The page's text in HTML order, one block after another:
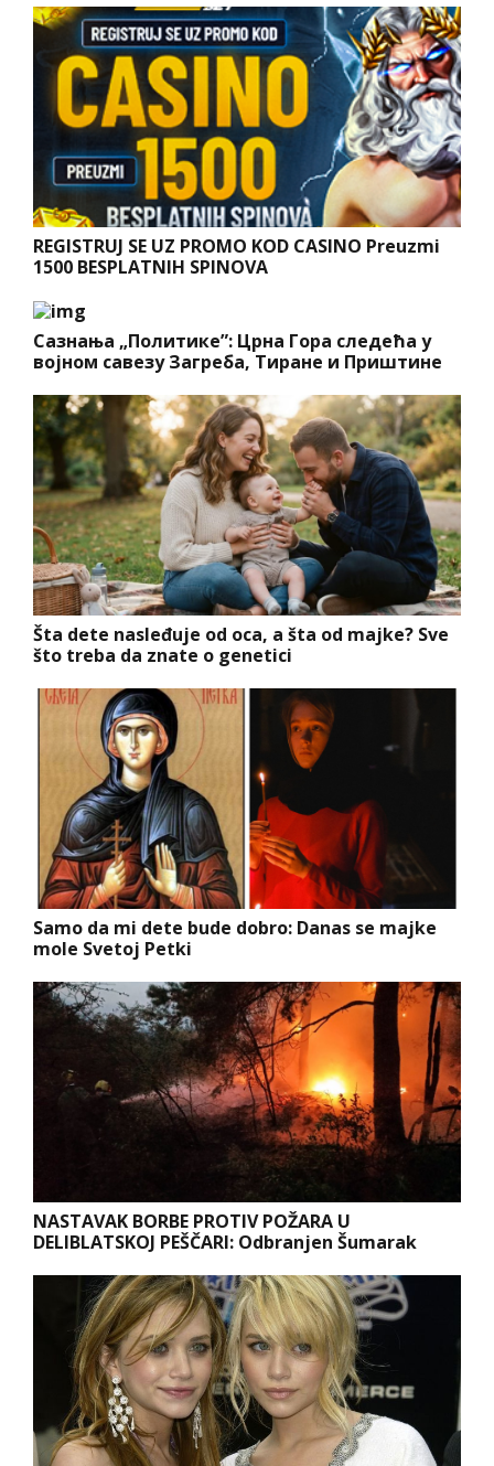
REGISTRUJ SE UZ PROMO KOD CASINO Preuzmi
1500 BESPLATNIH SPINOVA
Сазнања „Политике”: Црна Гора следећа у
војном савезу Загреба, Тиране и Приштине
Šta dete nasleđuje od oca, a šta od majke? Sve
što treba da znate o genetici
Samo da mi dete bude dobro: Danas se majke
mole Svetoj Petki
NASTAVAK BORBE PROTIV POŽARA U
DELIBLATSKOJ PEŠČARI: Odbranjen Šumarak